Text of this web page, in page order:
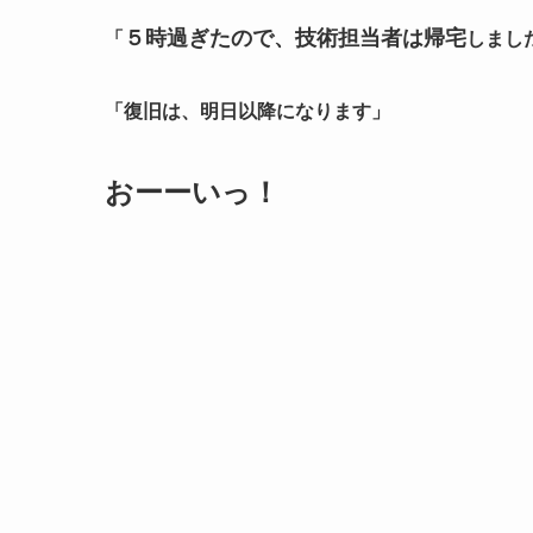
「 ５時過ぎたので、技術担当者は帰宅しまし
「復旧は、明日以降になります」
おーーいっ！